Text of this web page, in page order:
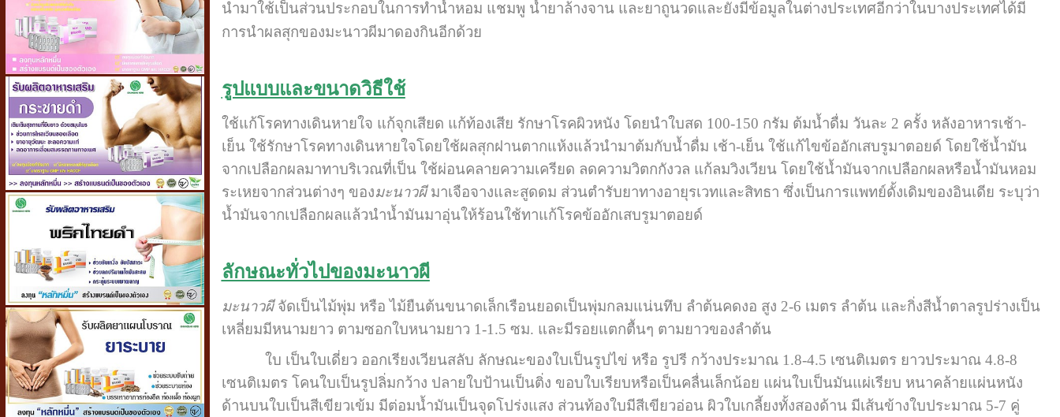
นำมาใช้เป็นส่วนประกอบในการทำน้ำหอม แชมพู น้ำยาล้างจาน และยาถูนวดและยังมีข้อมูลในต่างประเทศอีกว่าในบางประเทศได้มี
การนำผลสุกของมะนาวผีมาดองกินอีกด้วย
รูปแบบและขนาดวิธีใช้
ใช้แก้โรคทางเดินหายใจ แก้จุกเสียด แก้ท้องเสีย รักษาโรคผิวหนัง โดยนำใบสด 100-150 กรัม ต้มน้ำดื่ม วันละ 2 ครั้ง หลังอาหารเช้า-
เย็น ใช้รักษาโรคทางเดินหายใจโดยใช้ผลสุกฝานตากแห้งแล้วนำมาต้มกับน้ำดื่ม เช้า-เย็น ใช้แก้ไขข้ออักเสบรูมาตอยด์ โดยใช้น้ำมัน
จากเปลือกผลมาทาบริเวณที่เป็น ใช้ผ่อนคลายความเครียด ลดความวิตกกังวล แก้ลมวิงเวียน โดยใช้น้ำมันจากเปลือกผลหรือน้ำมันหอม
ระเหยจากส่วนต่างๆ ของมะนาวผีมาเจือจางและสูดดม ส่วนตำรับยาทางอายุรเวทและสิทธา ซึ่งเป็นการแพทย์ดั้งเดิมของอินเดีย ระบุว่า
น้ำมันจากเปลือกผลแล้วนำน้ำมันมาอุ่นให้ร้อนใช้ทาแก้โรคข้ออักเสบรูมาตอยด์
ลักษณะทั่วไปของมะนาวผี
มะนาวผีจัดเป็นไม้พุ่ม หรือ ไม้ยืนต้นขนาดเล็กเรือนยอดเป็นพุ่มกลมแน่นทึบ ลำต้นคดงอ สูง 2-6 เมตร ลำต้น และกิ่งสีน้ำตาลรูปร่างเป็น
เหลี่ยมมีหนามยาว ตามซอกใบหนามยาว 1-1.5 ซม. และมีรอยแตกตื้นๆ ตามยาวของลำต้น
ใบ เป็นใบเดี่ยว ออกเรียงเวียนสลับ ลักษณะของใบเป็นรูปไข่ หรือ รูปรี กว้างประมาณ 1.8-4.5 เซนติเมตร ยาวประมาณ 4.8-8
เซนติเมตร โคนใบเป็นรูปลิ่มกว้าง ปลายใบป้านเป็นติ่ง ขอบใบเรียบหรือเป็นคลื่นเล็กน้อย แผ่นใบเป็นมันแผ่เรียบ หนาคล้ายแผ่นหนัง
ด้านบนใบเป็นสีเขียวเข้ม มีต่อมน้ำมันเป็นจุดโปร่งแสง ส่วนท้องใบมีสีเขียวอ่อน ผิวใบเกลี้ยงทั้งสองด้าน มีเส้นข้างใบประมาณ 5-7 คู่